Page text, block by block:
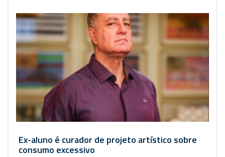
Ex-aluno é curador de projeto artístico sobre
consumo excessivo